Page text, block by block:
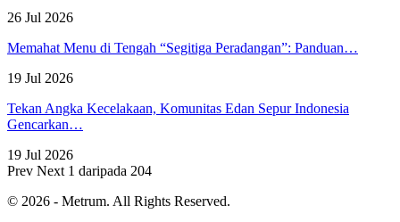
26 Jul 2026
Memahat Menu di Tengah “Segitiga Peradangan”: Panduan…
19 Jul 2026
Tekan Angka Kecelakaan, Komunitas Edan Sepur Indonesia
Gencarkan…
19 Jul 2026
Prev Next 1 daripada 204
© 2026 - Metrum. All Rights Reserved.